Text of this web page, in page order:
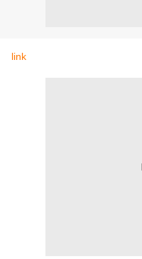
link